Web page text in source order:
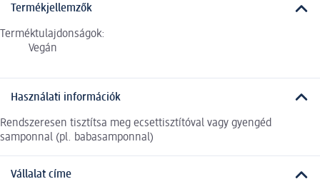
Termékjellemzők
Terméktulajdonságok:
Vegán
Használati információk
Rendszeresen tisztítsa meg ecsettisztítóval vagy gyengéd
samponnal (pl. babasamponnal)
Vállalat címe